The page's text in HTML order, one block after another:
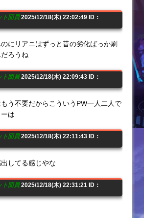
ト団員2025/12/18(木) 22:02:49 ID：
にリアニはずっと昔の劣化ばっか刷
ろうね
ト団員2025/12/18(木) 22:09:43 ID：
う不要だからこういうPW一人二人で
は
ト団員2025/12/18(木) 22:11:43 ID：
してる感じやな
ト団員2025/12/18(木) 22:31:21 ID：